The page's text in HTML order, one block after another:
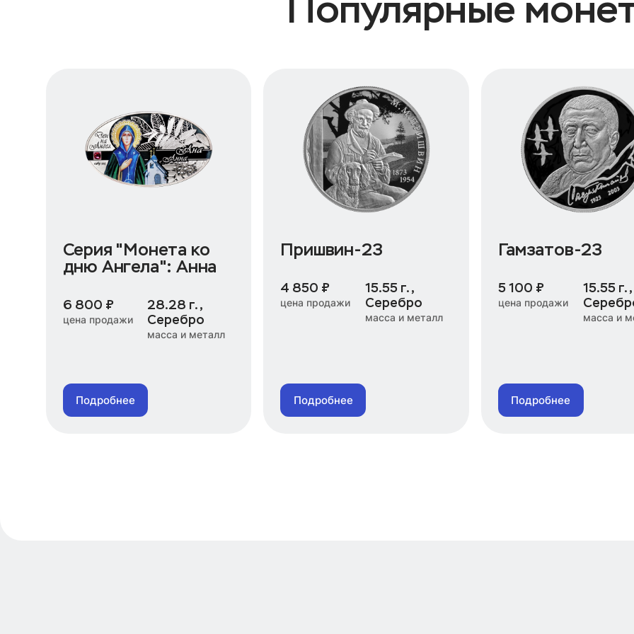
Популярные
Серия "Монета ко
дню Ангела": Анна
6 800 ₽
цена продажи
28.28 г.,
Серебро
масса и металл
Подробнее
Пришвин-23
4 850 ₽
цена продажи
15.55 г.,
Серебро
масса и металл
Подробнее
Гамзатов-23
5 100 ₽
цена продажи
15.55 г.,
масса и
Подробнее